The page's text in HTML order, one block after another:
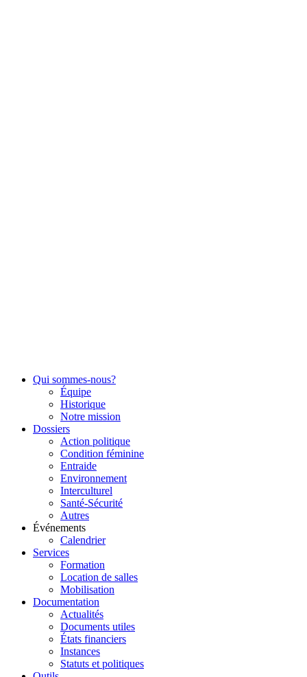
Qui sommes-nous?
Équipe
Historique
Notre mission
Dossiers
Action politique
Condition féminine
Entraide
Environnement
Interculturel
Santé-Sécurité
Autres
Événements
Calendrier
Services
Formation
Location de salles
Mobilisation
Documentation
Actualités
Documents utiles
États financiers
Instances
Statuts et politiques